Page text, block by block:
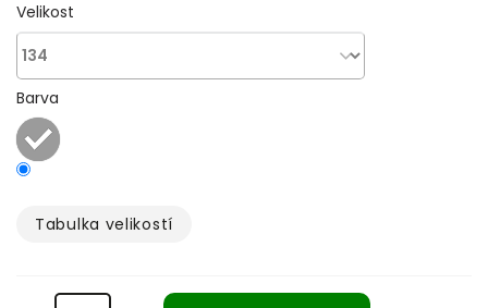
Velikost
Barva
Tabulka velikostí­